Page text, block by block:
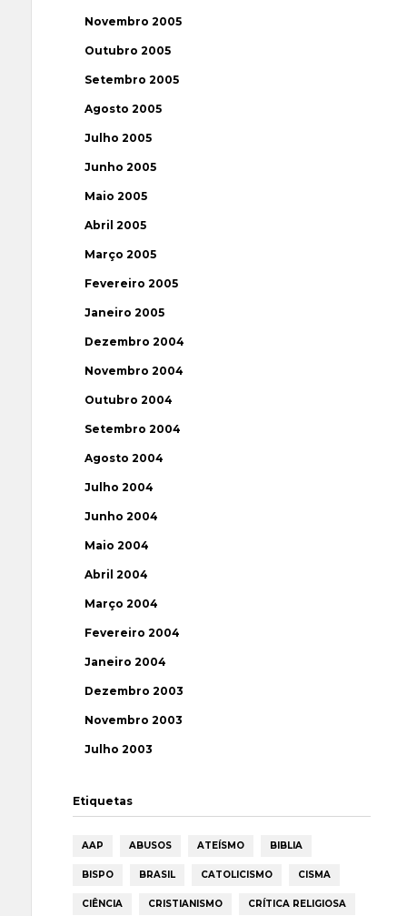
Novembro 2005
Outubro 2005
Setembro 2005
Agosto 2005
Julho 2005
Junho 2005
Maio 2005
Abril 2005
Março 2005
Fevereiro 2005
Janeiro 2005
Dezembro 2004
Novembro 2004
Outubro 2004
Setembro 2004
Agosto 2004
Julho 2004
Junho 2004
Maio 2004
Abril 2004
Março 2004
Fevereiro 2004
Janeiro 2004
Dezembro 2003
Novembro 2003
Julho 2003
Etiquetas
AAP ABUSOS ATEÍSMO BIBLIA
BISPO BRASIL CATOLICISMO CISMA
CIÊNCIA CRISTIANISMO CRÍTICA RELIGIOSA